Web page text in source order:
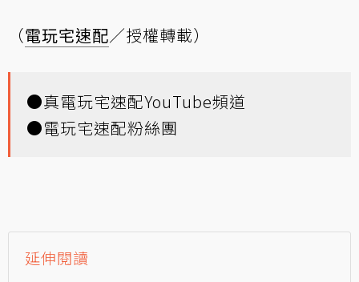
（電玩宅速配／授權轉載）
●真電玩宅速配YouTube頻道
●電玩宅速配粉絲團
延伸閱讀